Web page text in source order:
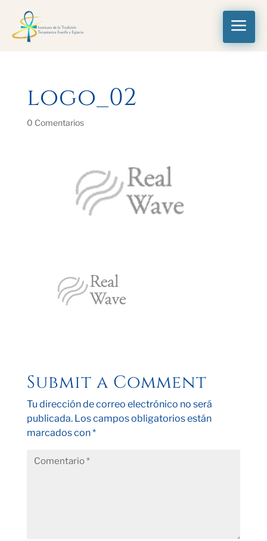
a
logo_02
0 Comentarios
Submit a Comment
Tu dirección de correo electrónico no será
publicada. Los campos obligatorios están
marcados con*